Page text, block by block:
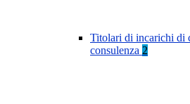
Titolari di incarichi di
consulenza 2